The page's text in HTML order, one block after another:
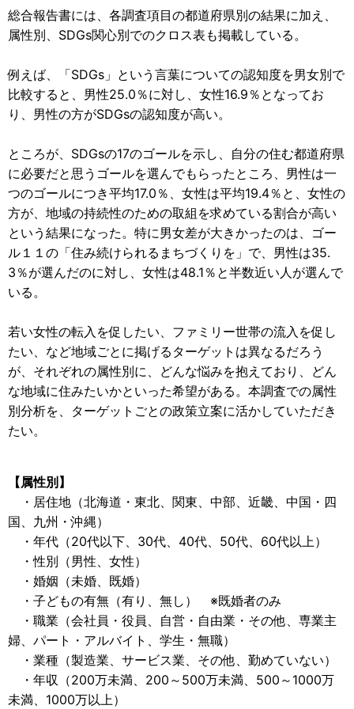
総合報告書には、各調査項目の都道府県別の結果に加え、
属性別、SDGs関心別でのクロス表も掲載している。
例えば、「SDGs」という言葉についての認知度を男女別で
比較すると、男性25.0％に対し、女性16.9％となってお
り、男性の方がSDGsの認知度が高い。
ところが、SDGsの17のゴールを示し、自分の住む都道府県
に必要だと思うゴールを選んでもらったところ、男性は一
つのゴールにつき平均17.0％、女性は平均19.4％と、女性の
方が、地域の持続性のための取組を求めている割合が高い
という結果になった。特に男女差が大きかったのは、ゴー
ル１１の「住み続けられるまちづくりを」で、男性は35.
3％が選んだのに対し、女性は48.1％と半数近い人が選んで
いる。
若い女性の転入を促したい、ファミリー世帯の流入を促し
たい、など地域ごとに掲げるターゲットは異なるだろう
が、それぞれの属性別に、どんな悩みを抱えており、どん
な地域に住みたいかといった希望がある。本調査での属性
別分析を、ターゲットごとの政策立案に活かしていただき
たい。
【属性別】
・居住地（北海道・東北、関東、中部、近畿、中国・四
国、九州・沖縄）
・年代（20代以下、30代、40代、50代、60代以上）
・性別（男性、女性）
・婚姻（未婚、既婚）
・子どもの有無（有り、無し） ※既婚者のみ
・職業（会社員・役員、自営・自由業・その他、専業主
婦、パート・アルバイト、学生・無職）
・業種（製造業、サービス業、その他、勤めていない）
・年収（200万未満、200～500万未満、500～1000万
未満、1000万以上）